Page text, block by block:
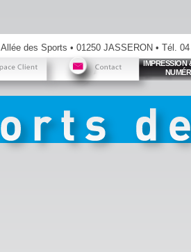
Allée des Sports • 01250 JASSERON • Tél.
IMPRESSION